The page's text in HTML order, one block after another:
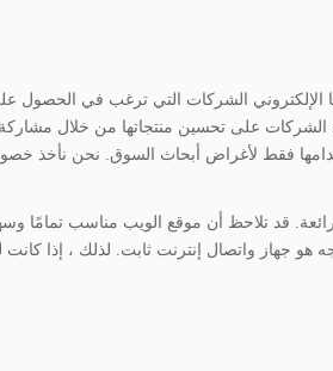
جهاز واتصال إنترنت ثابت. لذلك ، إذا كانت